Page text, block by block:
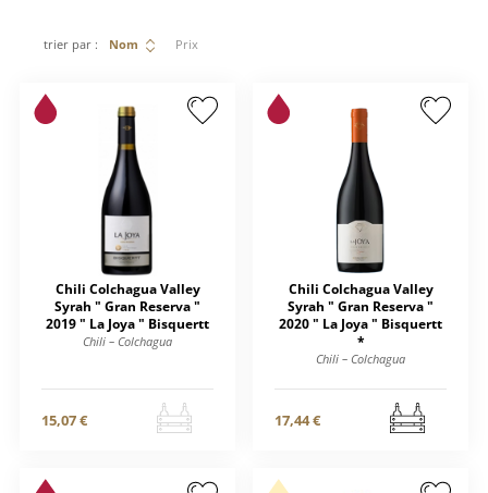
trier par : Nom Prix
Chili Colchagua Valley
Syrah " Gran Reserva "
2019 " La Joya " Bisquertt
Chili – Colchagua
15,07 €
Chili Colchagua Valley
Syrah " Gran Reserva "
2020 " La Joya " Bisquertt
*
Chili – Colchagua
17,44 €